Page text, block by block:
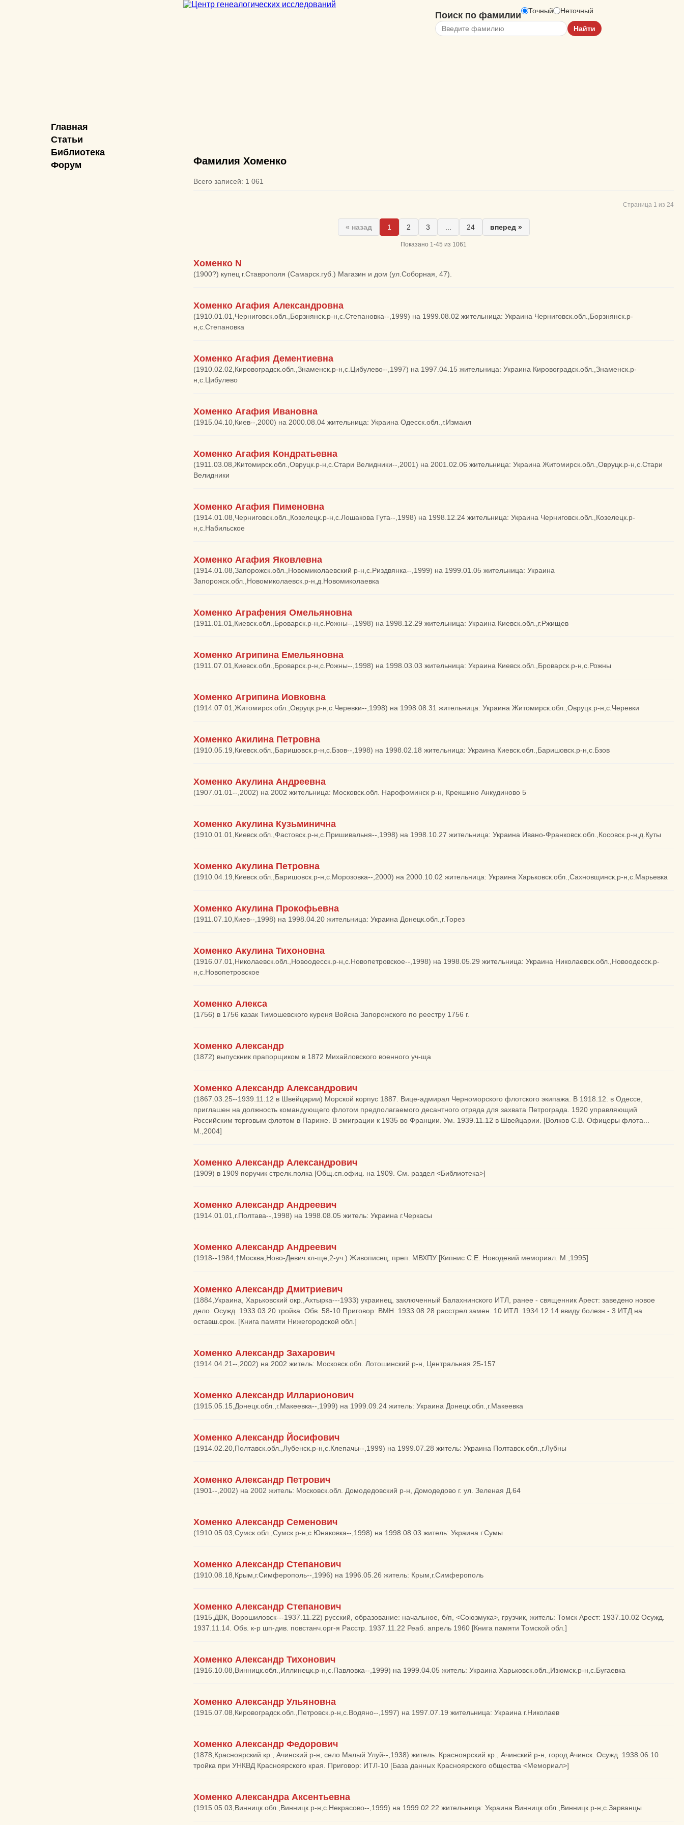
Главная
Статьи
Библиотека
Форум
Поиск по фамилии Точный Неточный
Фамилия Хоменко
Всего записей: 1 061
Страница 1 из 24
« назад 1 2 3 24 вперед »
Показано 1-45 из 1061
Хоменко N
(1900?) купец г.Ставрополя (Самарск.губ.) Магазин и дом (ул.Соборная, 47).
Хоменко Агафия Александровна
(1910.01.01,Черниговск.обл.,Борзнянск.р-н,с.Степановка--,1999) на 1999.08.02 жительница: Украина Черниговск.обл.,Борзнянск.р-
н,с.Степановка
Хоменко Агафия Дементиевна
(1910.02.02,Кировоградск.обл.,Знаменск.р-н,с.Цибулево--,1997) на 1997.04.15 жительница: Украина Кировоградск.обл.,Знаменск.р-
н,с.Цибулево
Хоменко Агафия Ивановна
(1915.04.10,Киев--,2000) на 2000.08.04 жительница: Украина Одесск.обл.,г.Измаил
Хоменко Агафия Кондратьевна
(1911.03.08,Житомирск.обл.,Овруцк.р-н,с.Стари Велидники--,2001) на 2001.02.06 жительница: Украина Житомирск.обл.,Овруцк.р-н,с.Стари
Велидники
Хоменко Агафия Пименовна
(1914.01.08,Черниговск.обл.,Козелецк.р-н,с.Лошакова Гута--,1998) на 1998.12.24 жительница: Украина Черниговск.обл.,Козелецк.р-
н,с.Набильское
Хоменко Агафия Яковлевна
(1914.01.08,Запорожск.обл.,Новомиколаевский р-н,с.Риздвянка--,1999) на 1999.01.05 жительница: Украина
Запорожск.обл.,Новомиколаевск.р-н,д.Новомиколаевка
Хоменко Аграфения Омельяновна
(1911.01.01,Киевск.обл.,Броварск.р-н,с.Рожны--,1998) на 1998.12.29 жительница: Украина Киевск.обл.,г.Ржищев
Хоменко Агрипина Емельяновна
(1911.07.01,Киевск.обл.,Броварск.р-н,с.Рожны--,1998) на 1998.03.03 жительница: Украина Киевск.обл.,Броварск.р-н,с.Рожны
Хоменко Агрипина Иовковна
(1914.07.01,Житомирск.обл.,Овруцк.р-н,с.Черевки--,1998) на 1998.08.31 жительница: Украина Житомирск.обл.,Овруцк.р-н,с.Черевки
Хоменко Акилина Петровна
(1910.05.19,Киевск.обл.,Баришовск.р-н,с.Бзов--,1998) на 1998.02.18 жительница: Украина Киевск.обл.,Баришовск.р-н,с.Бзов
Хоменко Акулина Андреевна
(1907.01.01--,2002) на 2002 жительница: Московск.обл. Нарофоминск р-н, Крекшино Анкудиново 5
Хоменко Акулина Кузьминична
(1910.01.01,Киевск.обл.,Фастовск.р-н,с.Пришивальня--,1998) на 1998.10.27 жительница: Украина Ивано-Франковск.обл.,Косовск.р-н,д.Куты
Хоменко Акулина Петровна
(1910.04.19,Киевск.обл.,Баришовск.р-н,с.Морозовка--,2000) на 2000.10.02 жительница: Украина Харьковск.обл.,Сахновщинск.р-н,с.Марьевка
Хоменко Акулина Прокофьевна
(1911.07.10,Киев--,1998) на 1998.04.20 жительница: Украина Донецк.обл.,г.Торез
Хоменко Акулина Тихоновна
(1916.07.01,Николаевск.обл.,Новоодесск.р-н,с.Новопетровское--,1998) на 1998.05.29 жительница: Украина Николаевск.обл.,Новоодесск.р-
н,с.Новопетровское
Хоменко Алекса
(1756) в 1756 казак Тимошевского куреня Войска Запорожского по реестру 1756 г.
Хоменко Александр
(1872) выпускник прапорщиком в 1872 Михайловского военного уч-ща
Хоменко Александр Александрович
(1867.03.25--1939.11.12 в Швейцарии) Морской корпус 1887. Вице-адмирал Черноморского флотского экипажа. В 1918.12. в Одессе,
приглашен на должность командующего флотом предполагаемого десантного отряда для захвата Петрограда. 1920 управляющий
Российским торговым флотом в Париже. В эмиграции к 1935 во Франции. Ум. 1939.11.12 в Швейцарии. [Волков С.В. Офицеры флота...
М.,2004]
Хоменко Александр Александрович
(1909) в 1909 поручик стрелк.полка [Общ.сп.офиц. на 1909. См. раздел <Библиотека>]
Хоменко Александр Андреевич
(1914.01.01,г.Полтава--,1998) на 1998.08.05 житель: Украина г.Черкасы
Хоменко Александр Андреевич
(1918--1984,†Москва,Ново-Девич.кл-ще,2-уч.) Живописец, преп. МВХПУ [Кипнис С.Е. Новодевий мемориал. М.,1995]
Хоменко Александр Дмитриевич
(1884,Украина, Харьковский окр.,Ахтырка---1933) украинец, заключенный Балахнинского ИТЛ, ранее - священник Арест: заведено новое
дело. Осужд. 1933.03.20 тройка. Обв. 58-10 Приговор: ВМН. 1933.08.28 расстрел замен. 10 ИТЛ. 1934.12.14 ввиду болезн - 3 ИТД на
оставш.срок. [Книга памяти Нижегородской обл.]
Хоменко Александр Захарович
(1914.04.21--,2002) на 2002 житель: Московск.обл. Лотошинский р-н, Центральная 25-157
Хоменко Александр Илларионович
(1915.05.15,Донецк.обл.,г.Макеевка--,1999) на 1999.09.24 житель: Украина Донецк.обл.,г.Макеевка
Хоменко Александр Йосифович
(1914.02.20,Полтавск.обл.,Лубенск.р-н,с.Клепачы--,1999) на 1999.07.28 житель: Украина Полтавск.обл.,г.Лубны
Хоменко Александр Петрович
(1901--,2002) на 2002 житель: Московск.обл. Домодедовский р-н, Домодедово г. ул. Зеленая Д.64
Хоменко Александр Семенович
(1910.05.03,Сумск.обл.,Сумск.р-н,с.Юнаковка--,1998) на 1998.08.03 житель: Украина г.Сумы
Хоменко Александр Степанович
(1910.08.18,Крым,г.Симферополь--,1996) на 1996.05.26 житель: Крым,г.Симферополь
Хоменко Александр Степанович
(1915,ДВК, Ворошиловск---1937.11.22) русский, образование: начальное, б/п, <Союзмука>, грузчик, житель: Томск Арест: 1937.10.02 Осужд.
1937.11.14. Обв. к-р шп-див. повстанч.орг-я Расстр. 1937.11.22 Реаб. апрель 1960 [Книга памяти Томской обл.]
Хоменко Александр Тихонович
(1916.10.08,Винницк.обл.,Иллинецк.р-н,с.Павловка--,1999) на 1999.04.05 житель: Украина Харьковск.обл.,Изюмск.р-н,с.Бугаевка
Хоменко Александр Ульяновна
(1915.07.08,Кировоградск.обл.,Петровск.р-н,с.Водяно--,1997) на 1997.07.19 жительница: Украина г.Николаев
Хоменко Александр Федорович
(1878,Красноярский кр., Ачинский р-н, село Малый Улуй--,1938) житель: Красноярский кр., Ачинский р-н, город Ачинск. Осужд. 1938.06.10
тройка при УНКВД Красноярского края. Приговор: ИТЛ-10 [База данных Красноярского общества <Мемориал>]
Хоменко Александра Аксентьевна
(1915.05.03,Винницк.обл.,Винницк.р-н,с.Некрасово--,1999) на 1999.02.22 жительница: Украина Винницк.обл.,Винницк.р-н,с.Зарванцы